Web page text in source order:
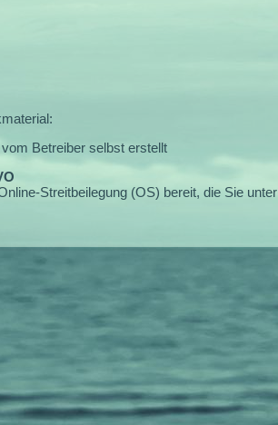
Betreiber selbst erstellt
Streitbeilegung (OS) bereit, die Sie unter